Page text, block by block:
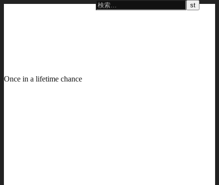
Once in a lifetime chance